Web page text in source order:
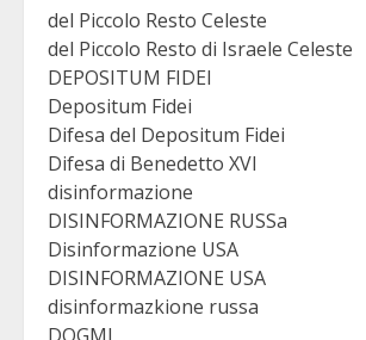
del Piccolo Resto Celeste
del Piccolo Resto di Israele Celeste
DEPOSITUM FIDEI
Depositum Fidei
Difesa del Depositum Fidei
Difesa di Benedetto XVI
disinformazione
DISINFORMAZIONE RUSSa
Disinformazione USA
DISINFORMAZIONE USA
disinformazkione russa